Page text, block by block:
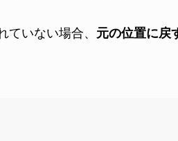
いない場合、 元の位置に戻